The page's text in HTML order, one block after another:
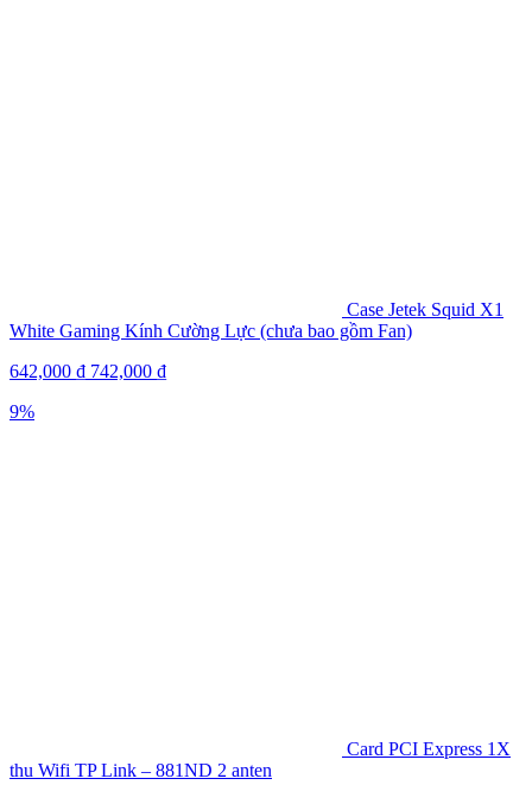
Case Jetek Squid X1
White Gaming Kính Cường Lực (chưa bao gồm Fan)
642,000 ₫ 742,000 ₫
9%
Card PCI Express 1X
thu Wifi TP Link – 881ND 2 anten